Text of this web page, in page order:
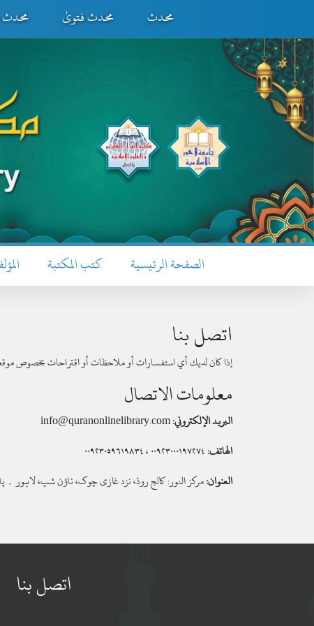
محدث محدث فتویٰ محدث
الصفحة الرئيسية كتب المكتبة
اتصل بنا
إذا كان لديك أي استفسارات أو ملاحظات أو اقتراحات بخصوص
معلومات الاتصال
البريد الإلكتروني:
الهاتف:
العنوان:مرکز النور: کالج روڈ، نزد غازی چوک، ٹاؤن شپ، لاہور ۔
اتصل بنا